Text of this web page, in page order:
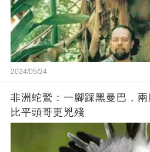
2024/05/24
非洲蛇鷲：一腳踩黑曼巴，
比平頭哥更兇殘